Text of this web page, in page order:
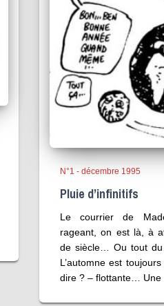
N°1 - décembre 1995
Pluie d’infinitifs
Le courrier de
rageant, on est là, à
de siècle… Ou tout du
L’automne est
dire ? – flottante… Une